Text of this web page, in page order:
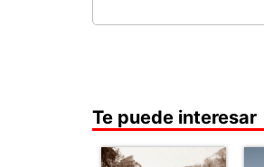
Te puede interesar